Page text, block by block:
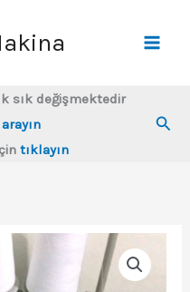
sık değişmektedir
arayın
tıklayın